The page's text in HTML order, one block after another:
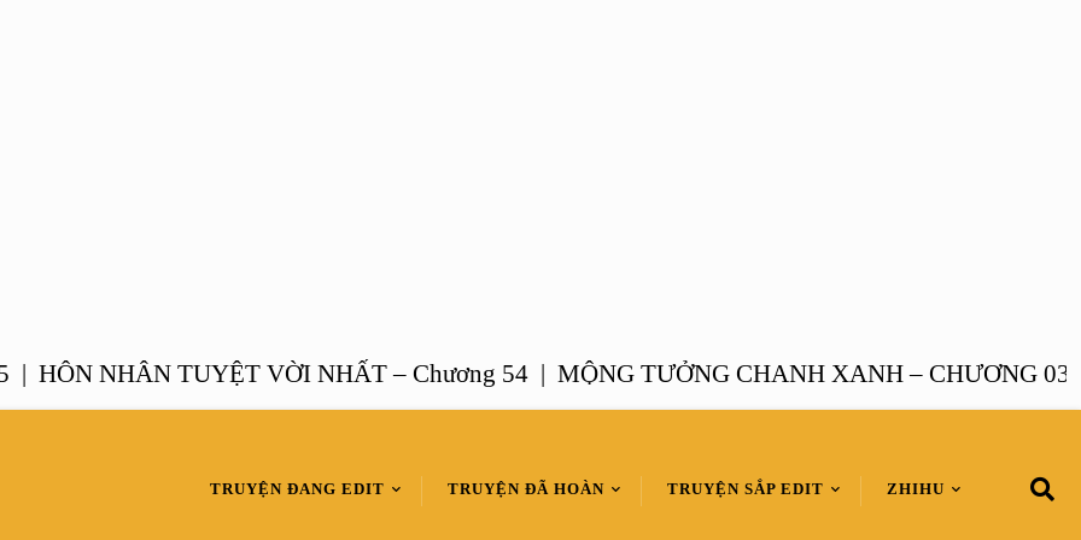
NHÂN TUYỆT VỜI NHẤT – Chương 54 |MỘNG TƯỞNG CHANH XANH – CHƯƠNG 03 |
TRUYỆN ĐANG EDIT TRUYỆN ĐÃ HOÀN TRUYỆN SẮP EDIT ZHIHU